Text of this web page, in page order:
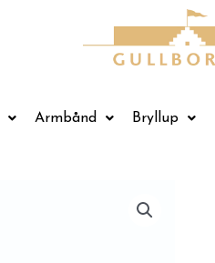
Armbånd Bryllup